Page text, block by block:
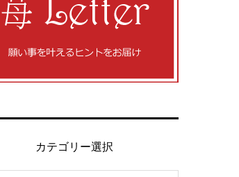
カテゴリー選択